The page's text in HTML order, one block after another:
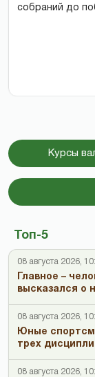
собраний до
Курсы
Топ-5
08 августа 2026,
Главное –
высказался о
08 августа 2026,
Юные
трех
08 августа 2026,